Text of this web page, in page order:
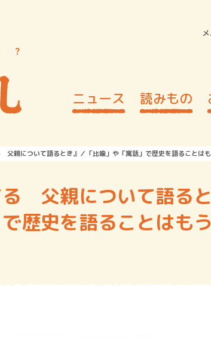
ニュース 読みもの
父親について語るとき』／「比喩」や「寓話」で歴史を語ることは
父親について語る
歴史を語ることはも